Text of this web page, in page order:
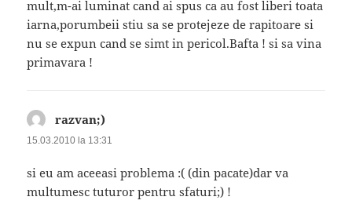
mult,m-ai luminat cand ai spus ca au fost liberi toata
iarna,porumbeii stiu sa se protejeze de rapitoare si
nu se expun cand se simt in pericol.Bafta ! si sa vina
primavara !
razvan;)
15.03.2010 la 13:31
si eu am aceeasi problema :( (din pacate)dar va
multumesc tuturor pentru sfaturi;) !